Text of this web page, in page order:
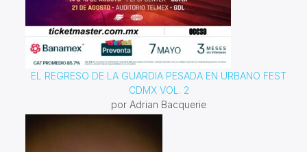
EL REGRESO DE LA GUARDIA PESADA EN URBANO FEST
CDMX VOL. 2
por Adrian Bacquerie